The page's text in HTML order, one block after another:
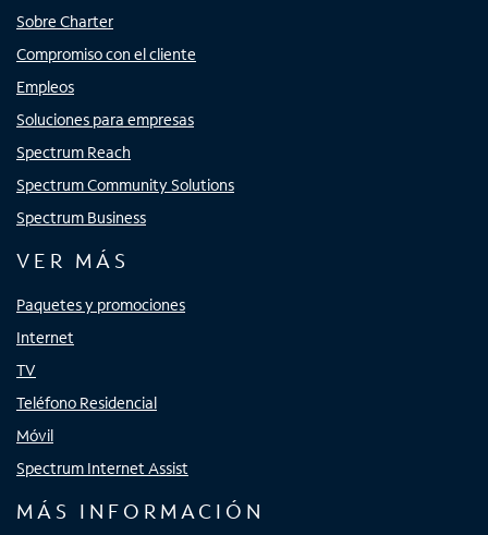
Sobre Charter
Compromiso con el cliente
Empleos
Soluciones para empresas
Spectrum Reach
Spectrum Community Solutions
Spectrum Business
VER MÁS
Paquetes y promociones
Internet
TV
Teléfono Residencial
Móvil
Spectrum Internet Assist
MÁS INFORMACIÓN